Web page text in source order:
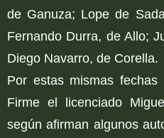
de Ganuza; Lope de
Fernando Durra, de Allo;
Diego Navarro, de Corella.
Por estas mismas
Firme el licenciado
según afirman algunos